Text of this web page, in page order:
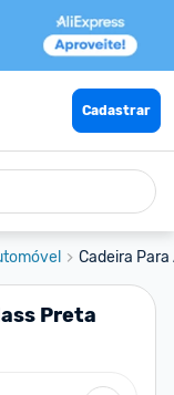
Cadastrar
Cadeira
Preta